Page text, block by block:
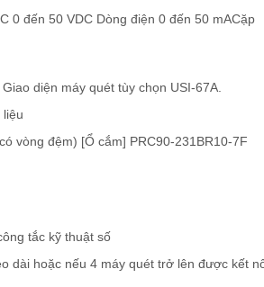
0 đến 50 VDC Dòng điện 0 đến 50 mACặp
diện máy quét tùy chọn USI-67A.
vòng đệm) [Ổ cắm] PRC90-231BR10-7F
tắc kỹ thuật số
dài hoặc nếu 4 máy quét trở lên được kết